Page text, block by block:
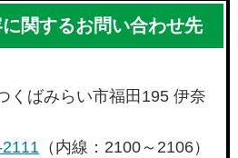
関するお問い合わせ先
くばみらい市福田195 伊奈
（内線：2100～2106）